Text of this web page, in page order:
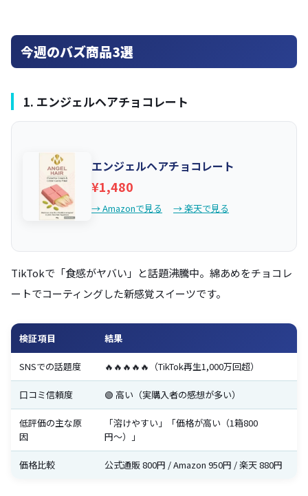
今週のバズ商品3選
1. エンジェルヘアチョコレート
エンジェルヘアチョコレート
¥1,480
→ Amazonで見る → 楽天で見る
TikTokで「食感がヤバい」と話題沸騰中。綿あめをチョコレ
ートでコーティングした新感覚スイーツです。
検証項目 結果
SNSでの話題度 🔥🔥🔥🔥🔥（TikTok再生1,000万回超）
口コミ信頼度 🟢 高い（実購入者の感想が多い）
低評価の主な原
因
「溶けやすい」「価格が高い（1箱800
円〜）」
価格比較 公式通販 800円 / Amazon 950円 / 楽天 880円